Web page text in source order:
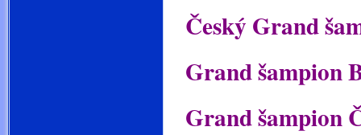
Český Grand
Grand šampion
Grand šampion